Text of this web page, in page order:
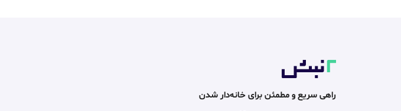
راهی سریع و مطمئن برای خانه‌دار شدن